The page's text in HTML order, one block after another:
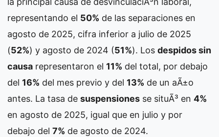
representando el 50% de las separaciones en
agosto de 2025, cifra inferior a julio de 2025
(52%) y agosto de 2024 (51%). Los despidos sin
causa representaron el 11% del total, por debajo
del 16% del mes previo y del 13% de un aÃ±o
antes. La tasa de suspensiones se situÃ³ en 4%
en agosto de 2025, igual que en julio y por
debajo del 7% de agosto de 2024.